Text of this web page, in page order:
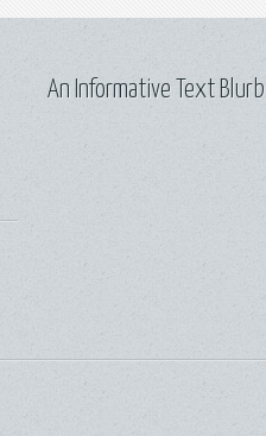
An Informative Text Blurb